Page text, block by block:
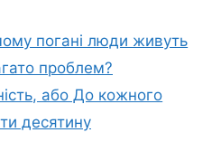
погані люди живуть
проблем?
або До кожного
десятину